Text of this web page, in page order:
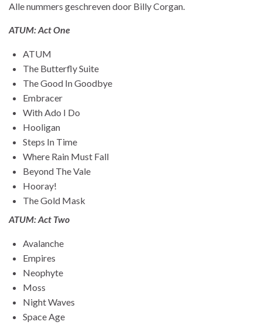
Alle nummers geschreven door Billy Corgan.
ATUM: Act One
ATUM
The Butterfly Suite
The Good In Goodbye
Embracer
With Ado I Do
Hooligan
Steps In Time
Where Rain Must Fall
Beyond The Vale
Hooray!
The Gold Mask
ATUM: Act Two
Avalanche
Empires
Neophyte
Moss
Night Waves
Space Age